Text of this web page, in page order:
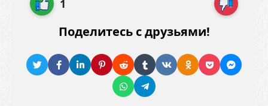
1
Поделитесь с друзьями!